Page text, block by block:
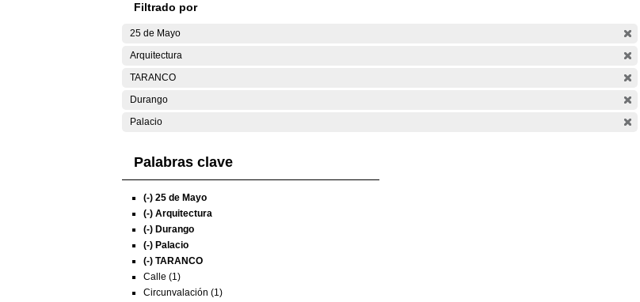
Filtrado por
25 de Mayo
Arquitectura
TARANCO
Durango
Palacio
Palabras clave
(-) 25 de Mayo
(-) Arquitectura
(-) Durango
(-) Palacio
(-) TARANCO
Calle (1)
Circunvalación (1)